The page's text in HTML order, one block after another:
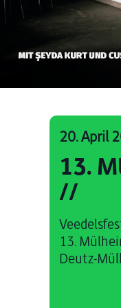
20. April
13.
//
13.
Deutz-